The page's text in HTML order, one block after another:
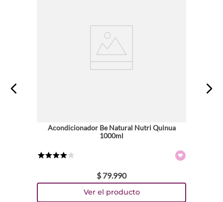
Acondicionador Be Natural Nutri Quinua
1000ml
$ 79.990